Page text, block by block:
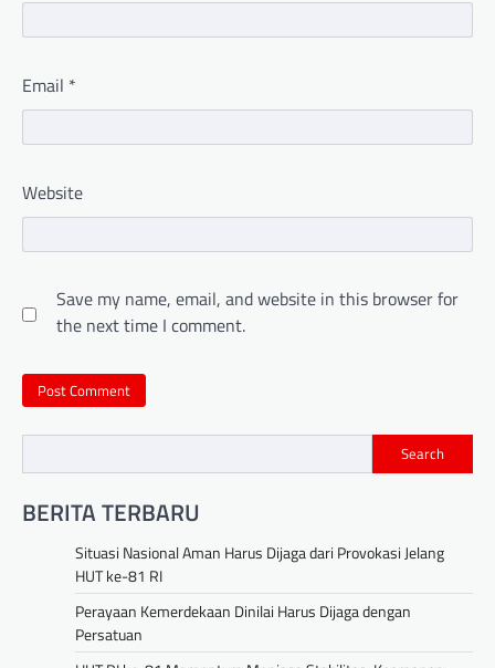
Email *
Website
Save my name, email, and website in this browser for
the next time I comment.
Search
BERITA TERBARU
Situasi Nasional Aman Harus Dijaga dari Provokasi Jelang
HUT ke-81 RI
Perayaan Kemerdekaan Dinilai Harus Dijaga dengan
Persatuan